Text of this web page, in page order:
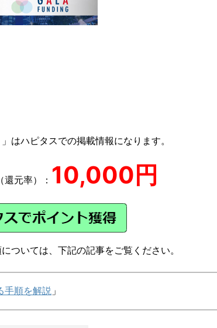
はハピタスでの掲載情報になります。
還元率）： 10,000円
ついては、下記の記事をご覧ください。
手順を解説 」